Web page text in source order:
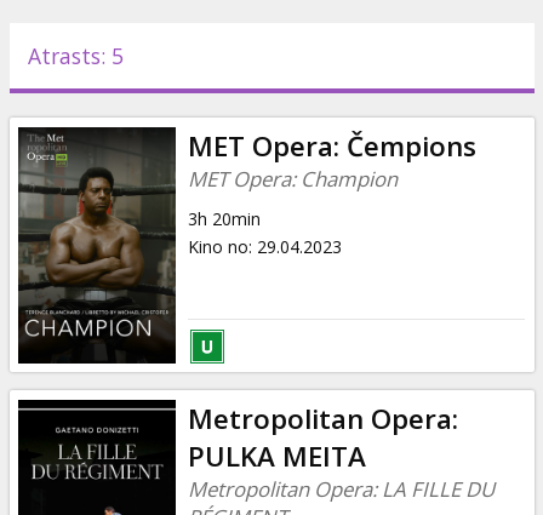
Pasākumi
Ziņas
Dāvanu
kartes
Uzkodas
B2B
Kino
Atrasts: 5
MET Opera: Čempions
MET Opera: Champion
3h 20min
Kino no: 29.04.2023
Metropolitan Opera:
PULKA MEITA
Metropolitan Opera: LA FILLE DU